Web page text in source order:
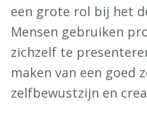
een grote rol bij het
Mensen gebruiken
zichzelf te
maken van een goed
zelfbewustzijn en